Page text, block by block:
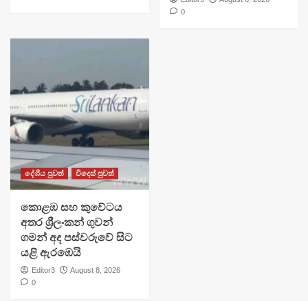
0
දේශීය පුවත් විදෙස් පුවත්
​කොළඹ සහ කුවේටය
අතර ශ්‍රීලංකන් ගුවන්
ගමන් අද පස්වරුවේ සිට
යළි ඇරඹෙයි
Editor3
August 8, 2026
0